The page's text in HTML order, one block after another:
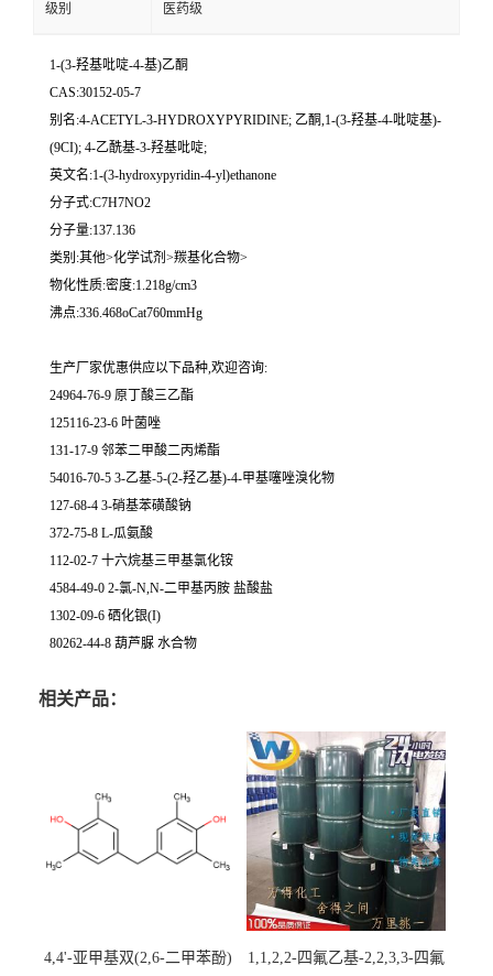
级别 医药级
1-(3-羟基吡啶-4-基)乙酮
CAS:30152-05-7
别名:4-ACETYL-3-HYDROXYPYRIDINE; 乙酮,1-(3-羟基-4-吡啶基)-
(9CI); 4-乙酰基-3-羟基吡啶;
英文名:1-(3-hydroxypyridin-4-yl)ethanone
分子式:C7H7NO2
分子量:137.136
类别:其他>化学试剂>羰基化合物>
物化性质:密度:1.218g/cm3
沸点:336.468oCat760mmHg
生产厂家优惠供应以下品种,欢迎咨询:
24964-76-9 原丁酸三乙酯
125116-23-6 叶菌唑
131-17-9 邻苯二甲酸二丙烯酯
54016-70-5 3-乙基-5-(2-羟乙基)-4-甲基噻唑溴化物
127-68-4 3-硝基苯磺酸钠
372-75-8 L-瓜氨酸
112-02-7 十六烷基三甲基氯化铵
4584-49-0 2-氯-N,N-二甲基丙胺 盐酸盐
1302-09-6 硒化银(I)
80262-44-8 葫芦脲 水合物
相关产品：
4,4'-亚甲基双(2,6-二甲苯酚)
1,1,2,2-四氟乙基-2,2,3,3-四氟